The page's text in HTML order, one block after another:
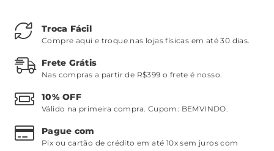
Troca Fácil
Compre aqui e troque nas lojas físicas em até 30 dias.
Frete Grátis
Nas compras a partir de R$399 o frete é nosso.
10% OFF
Válido na primeira compra. Cupom: BEMVINDO.
Pague com
Pix ou cartão de crédito em até 10x sem juros com